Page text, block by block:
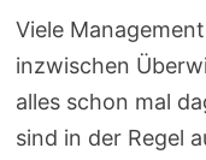
Viele
inzwischen
alles schon mal
sind in der Regel